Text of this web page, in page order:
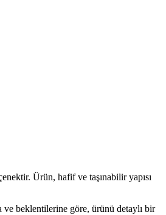
Ürün, hafif ve taşınabilir yapısı
ve beklentilerine göre, ürünü detaylı bir